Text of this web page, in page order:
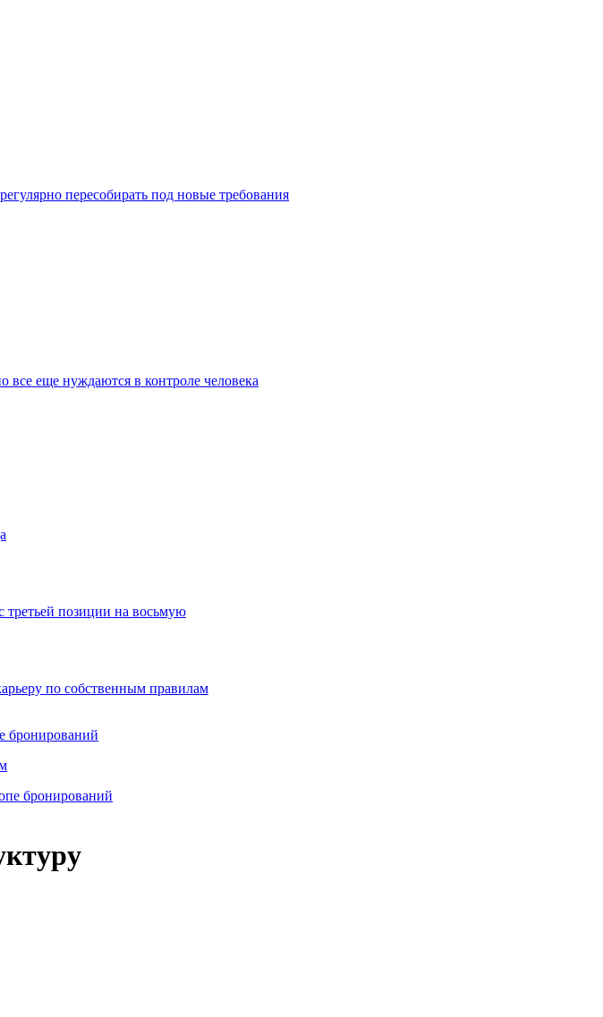
пересобирать под новые требования
еще нуждаются в контроле человека
третьей позиции на восьмую
по собственным правилам
бронирований